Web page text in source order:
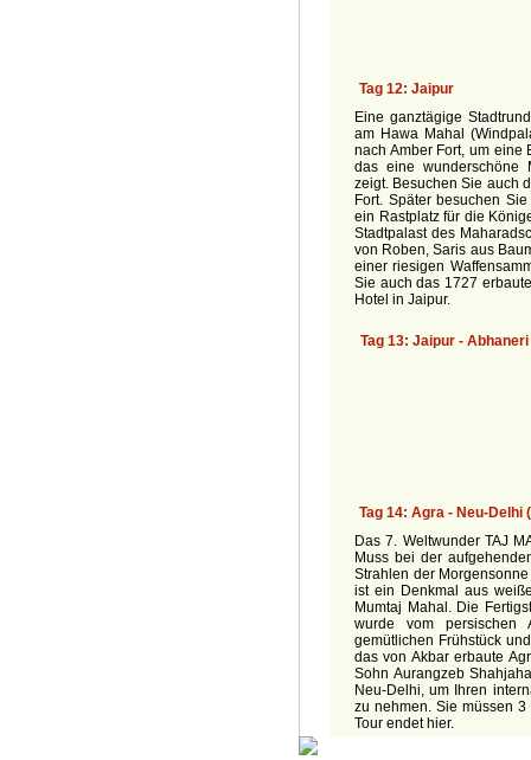
Eine ganztägige
am Hawa Mahal
nach Amber Fort, um eine
das eine wunderschöne
zeigt. Besuchen Sie auch
Fort. Später besuchen
ein Rastplatz für die
Stadtpalast des
von Roben, Saris aus
einer riesigen
Sie auch das 1727
Hotel in Jaipur.
Das 7. Weltwunder TAJ
Muss bei der
Strahlen der
ist ein Denkmal aus
Mumtaj Mahal. Die
wurde vom persischen
gemütlichen Frühstück
das von Akbar erbaute
Sohn Aurangzeb
Neu-Delhi, um Ihren
zu nehmen. Sie müssen
Tour endet hier.